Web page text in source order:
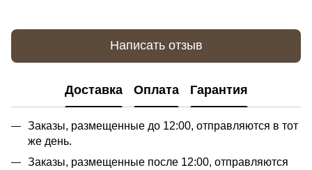
Написать отзыв
Доставка Оплата Гарантия
Заказы, размещенные до 12:00, отправляются в тот
же день.
Заказы, размещенные после 12:00, отправляются